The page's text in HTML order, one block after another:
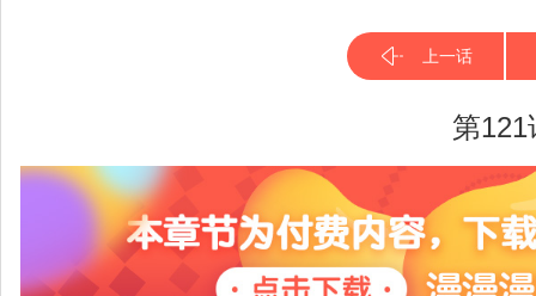
上一话
第121